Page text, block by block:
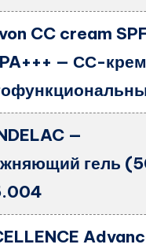
CC cream
— СС-крем
—
гель